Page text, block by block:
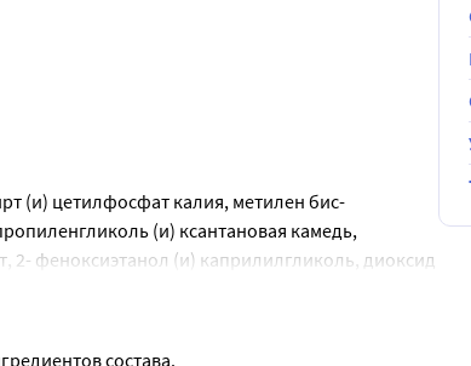
(и) цетилфосфат калия, метилен бис-
(и) ксантановая камедь,
2- феноксиэтанол (и) каприлилгликоль, диоксид
кроссполимер,полисорбат - 20,
состава.